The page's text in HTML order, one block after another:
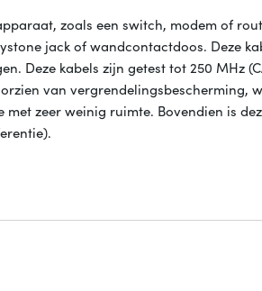
zoals een switch, modem of
jack of wandcontactdoos. Deze
Deze kabels zijn getest tot 250 MHz
van vergrendelingsbescherming,
zeer weinig ruimte. Bovendien is